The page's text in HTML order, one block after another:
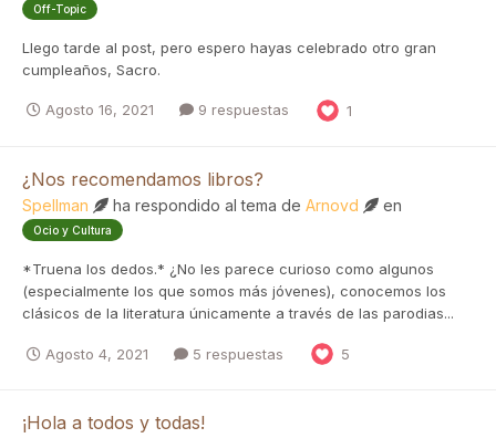
Off-Topic
Llego tarde al post, pero espero hayas celebrado otro gran
cumpleaños, Sacro.
Agosto 16, 2021 9 respuestas 1
¿Nos recomendamos libros?
Spellman ha respondido al tema de Arnovd en
Ocio y Cultura
*Truena los dedos.* ¿No les parece curioso como algunos
(especialmente los que somos más jóvenes), conocemos los
clásicos de la literatura únicamente a través de las parodias...
Agosto 4, 2021 5 respuestas 5
¡Hola a todos y todas!